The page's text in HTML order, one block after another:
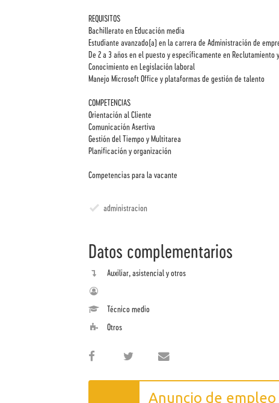
REQUISITOS
Bachillerato en Educación media
Estudiante avanzado(a) en la carrera de Administración de
De 2 a 3 años en el puesto y específicamente en Reclutamiento
Conocimiento en Legislación laboral
Manejo Microsoft Office y plataformas de gestión de talento
COMPETENCIAS
Orientación al Cliente
Comunicación Asertiva
Gestión del Tiempo y Multitarea
Planificación y organización
Competencias para la vacante
administracion
Datos complementarios
Auxiliar, asistencial y otros
Técnico medio
Otros
Anuncio de